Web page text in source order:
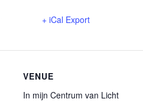
+ iCal Export
VENUE
In mijn Centrum van Licht